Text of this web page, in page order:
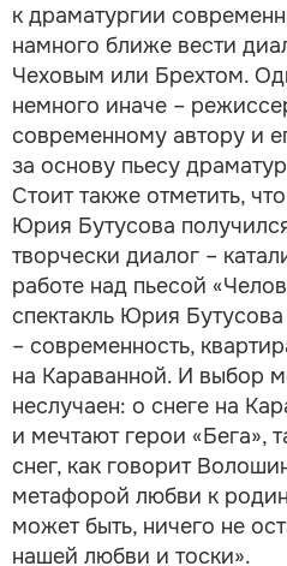
к драматургии
намного ближе вести
Чеховым или Брехтом.
немного иначе –
современному автору и
за основу пьесу
Стоит также отметить,
Юрия Бутусова
творчески диалог –
работе над пьесой
спектакль Юрия
– современность,
на Караванной. И выбор
неслучаен: о снеге на
и мечтают герои «Бега»,
снег, как говорит
метафорой любви к
может быть, ничего не
нашей любви и тоски».